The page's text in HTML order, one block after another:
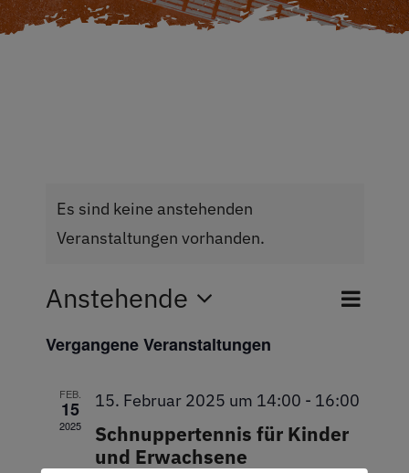
Restaurant
Es sind keine anstehenden
Veranstaltungen vorhanden.
Suche
Liste
Anstehende
Datum
wählen.
Vergangene Veranstaltungen
FEB.
15
2025
15. Februar 2025 um 14:00 - 16:00
Schnuppertennis für Kinder
und Erwachsene